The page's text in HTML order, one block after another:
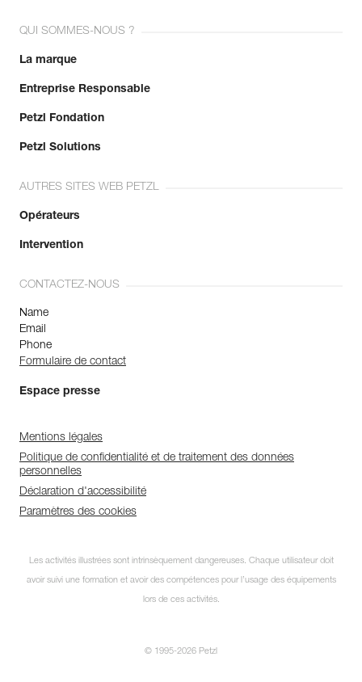
QUI SOMMES-NOUS ?
La marque
Entreprise Responsable
Petzl Fondation
Petzl Solutions
AUTRES SITES WEB PETZL
Opérateurs
Intervention
CONTACTEZ-NOUS
Name
Email
Phone
Formulaire de contact
Espace presse
Mentions légales
Politique de confidentialité et de traitement des données
personnelles
Déclaration d'accessibilité
Paramètres des cookies
Les activités illustrées sont intrinsèquement dangereuses. Chaque utilisateur doit
avoir suivi une formation et avoir des compétences pour l’usage des équipements
lors de ces activités.
© 1995-2026 Petzl